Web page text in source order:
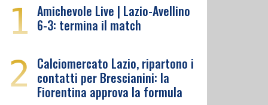
1 Amichevole Live | Lazio-Avellino
6-3: termina il match
2 Calciomercato Lazio, ripartono i
contatti per Brescianini: la
Fiorentina approva la formula